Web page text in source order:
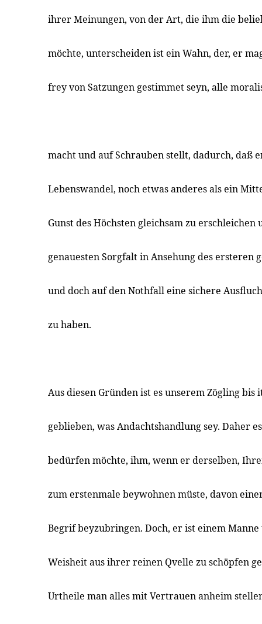
ihrer Meinungen, von der Art, die ihm die
möchte, unterscheiden ist ein Wahn, der, er
frey von Satzungen gestimmet seyn, alle
macht und auf Schrauben stellt, dadurch, daß
Lebenswandel, noch etwas anderes als ein
Gunst des Höchsten gleichsam zu
genauesten Sorgfalt in Ansehung des ersteren
und doch auf den Nothfall eine sichere
zu haben.
Aus diesen Gründen ist es unserem Zögling bis
geblieben, was Andachtshandlung sey. Daher
bedürfen möchte, ihm, wenn er derselben,
zum erstenmale beywohnen müste, davon
Begrif beyzubringen. Doch, er ist einem
Weisheit aus ihrer reinen Qvelle zu schöpfen
Urtheile man alles mit Vertrauen anheim